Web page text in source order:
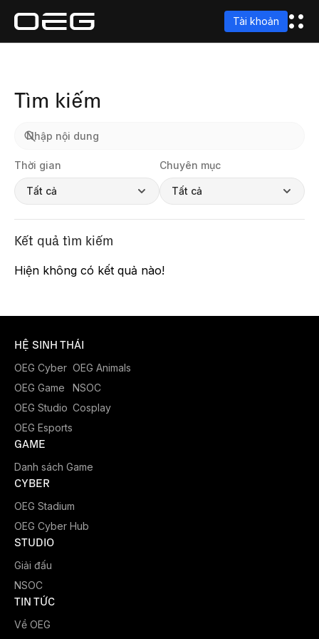
Tài khoản
Tìm kiếm
Thời gian
Tất cả
Chuyên mục
Tất cả
Kết quả tìm kiếm
Hiện không có kết quả nào!
HỆ SINH THÁI
OEG Cyber
OEG Game
OEG Studio
OEG Esports
OEG Animals
NSOC
Cosplay
GAME
Danh sách Game
CYBER
OEG Stadium
OEG Cyber Hub
STUDIO
Giải đấu
NSOC
TIN TỨC
Về OEG